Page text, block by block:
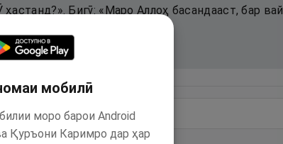
Бигӯ: «Маро Аллоҳ басандааст, бар вай
Идома додан
мобилӣ
моро барои Android
Қуръони Каримро дар ҳар